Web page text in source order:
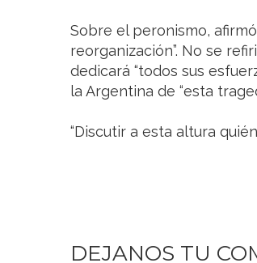
Sobre el peronismo,
reorganización”. No se
dedicará “todos sus
la Argentina de “esta
“Discutir a esta altura
DEJANOS TU